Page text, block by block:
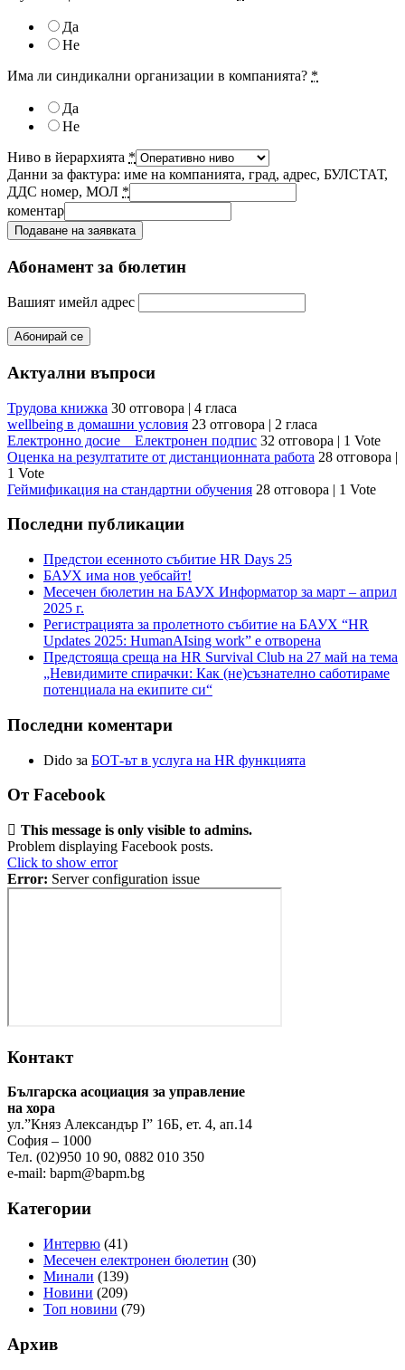
Да
Не
Има ли синдикални организации в компанията? *
Да
Не
Ниво в йерархията *
Данни за фактура: име на компанията, град, адрес, БУЛСТАТ,
ДДС номер, МОЛ *
коментар
Подаване на заявката
Абонамент за бюлетин
Вашият имейл адрес
Актуални въпроси
Трудова книжка 30 отговора | 4 гласа
wellbeing в домашни условия 23 отговора | 2 гласа
Електронно досие _ Електронен подпис 32 отговора | 1 Vote
Оценка на резултатите от дистанционната работа 28 отговора |
1 Vote
Геймификация на стандартни обучения 28 отговора | 1 Vote
Последни публикации
Предстои есенното събитие HR Days 25
БАУХ има нов уебсайт!
Месечен бюлетин на БАУХ Информатор за март – април
2025 г.
Регистрацията за пролетното събитие на БАУХ “HR
Updates 2025: HumanAIsing work” е отворена
Предстояща среща на HR Survival Club на 27 май на тема
„Невидимите спирачки: Как (не)съзнателно саботираме
потенциала на екипите си“
Последни коментари
Dido за БОТ-ът в услуга на HR функцията
От Facebook
This message is only visible to admins.
Problem displaying Facebook posts.
Click to show error
Error: Server configuration issue
Контакт
Българска асоциация за управление
на хора
ул.”Княз Александър І” 16Б, ет. 4, ап.14
София – 1000
Тел. (02)950 10 90, 0882 010 350
e-mail: bapm@bapm.bg
Категории
Интервю (41)
Месечен електронен бюлетин (30)
Минали (139)
Новини (209)
Топ новини (79)
Архив